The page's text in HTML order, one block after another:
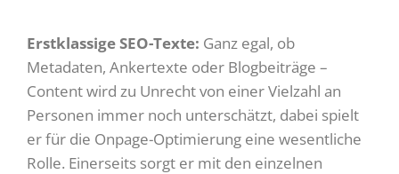
Erstklassige SEO-Texte: Ganz egal, ob
Metadaten, Ankertexte oder Blogbeiträge –
Content wird zu Unrecht von einer Vielzahl an
Personen immer noch unterschätzt, dabei spielt
er für die Onpage-Optimierung eine wesentliche
Rolle. Einerseits sorgt er mit den einzelnen